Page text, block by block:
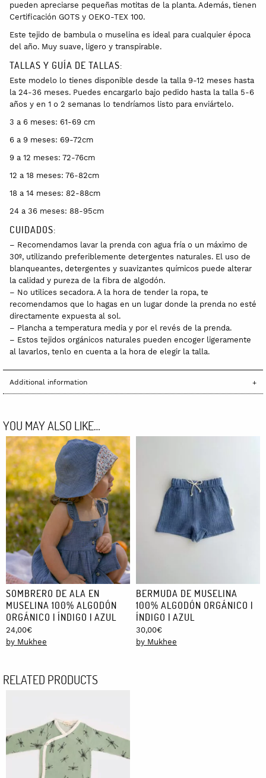
pueden apreciarse pequeñas motitas de la planta. Además, tienen
Certificación GOTS y OEKO-TEX 100.
Este tejido de bambula o muselina es ideal para cualquier época
del año. Muy suave, ligero y transpirable.
TALLAS Y GUÍA DE TALLAS:
Este modelo lo tienes disponible desde la talla 9-12 meses hasta
la 24-36 meses. Puedes encargarlo bajo pedido hasta la talla 5-6
años y en 1 o 2 semanas lo tendríamos listo para enviártelo.
3 a 6 meses: 61-69 cm
6 a 9 meses: 69-72cm
9 a 12 meses: 72-76cm
12 a 18 meses: 76-82cm
18 a 14 meses: 82-88cm
24 a 36 meses: 88-95cm
CUIDADOS:
– Recomendamos lavar la prenda con agua fría o un máximo de
30º, utilizando preferiblemente detergentes naturales. El uso de
blanqueantes, detergentes y suavizantes químicos puede alterar
la calidad y pureza de la fibra de algodón.
– No utilices secadora. A la hora de tender la ropa, te
recomendamos que lo hagas en un lugar donde la prenda no esté
directamente expuesta al sol.
– Plancha a temperatura media y por el revés de la prenda.
– Estos tejidos orgánicos naturales pueden encoger ligeramente
al lavarlos, tenlo en cuenta a la hora de elegir la talla.
Additional information
YOU MAY ALSO LIKE…
SOMBRERO DE ALA EN
MUSELINA 100% ALGODÓN
ORGÁNICO | ÍNDIGO | AZUL
24,00€
by Mukhee
BERMUDA DE MUSELINA
100% ALGODÓN ORGÁNICO |
ÍNDIGO | AZUL
30,00€
by Mukhee
RELATED PRODUCTS